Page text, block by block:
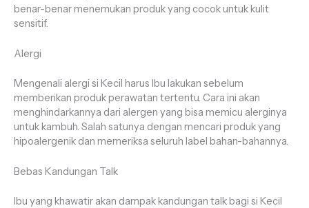
benar-benar menemukan produk yang cocok untuk kulit
sensitif.
Alergi
Mengenali alergi si Kecil harus Ibu lakukan sebelum
memberikan produk perawatan tertentu. Cara ini akan
menghindarkannya dari alergen yang bisa memicu alerginya
untuk kambuh. Salah satunya dengan mencari produk yang
hipoalergenik dan memeriksa seluruh label bahan-bahannya.
Bebas Kandungan Talk
Ibu yang khawatir akan dampak kandungan talk bagi si Kecil